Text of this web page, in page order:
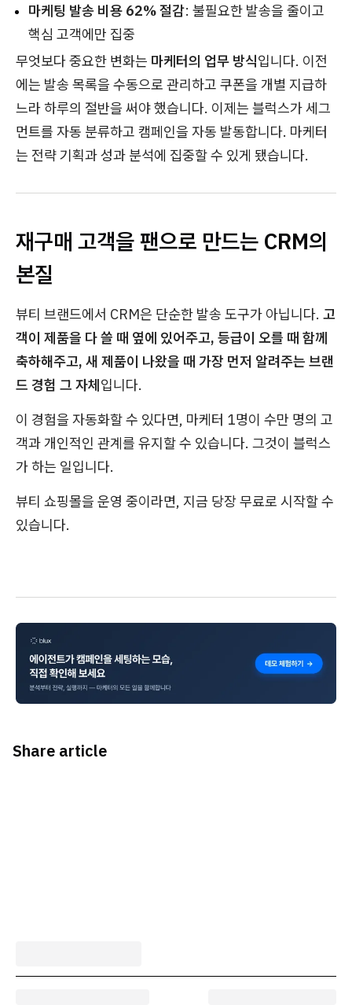
마케팅 발송 비용 62% 절감: 불필요한 발송을 줄이고
핵심 고객에만 집중
무엇보다 중요한 변화는 마케터의 업무 방식입니다. 이전
에는 발송 목록을 수동으로 관리하고 쿠폰을 개별 지급하
느라 하루의 절반을 써야 했습니다. 이제는 블럭스가 세그
먼트를 자동 분류하고 캠페인을 자동 발동합니다. 마케터
는 전략 기획과 성과 분석에 집중할 수 있게 됐습니다.
재구매 고객을 팬으로 만드는 CRM의
본질
뷰티 브랜드에서 CRM은 단순한 발송 도구가 아닙니다. 고
객이 제품을 다 쓸 때 옆에 있어주고, 등급이 오를 때 함께
축하해주고, 새 제품이 나왔을 때 가장 먼저 알려주는 브랜
드 경험 그 자체입니다.
이 경험을 자동화할 수 있다면, 마케터 1명이 수만 명의 고
객과 개인적인 관계를 유지할 수 있습니다. 그것이 블럭스
가 하는 일입니다.
뷰티 쇼핑몰을 운영 중이라면, 지금 당장 무료로 시작할 수
있습니다.
Share article